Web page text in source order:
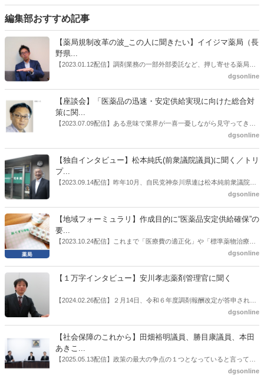
ク1万枚を寄付した。
編集部おすすめ記事
【薬局規制改革の波_この人に聞きたい】イイジマ薬局（長
野県...
【2023.01.12配信】調剤業務の一部外部委託など、押し寄せる薬局業
界への規制改革の波。この規制改革の波を薬局業界はどう受け止めた
はないだろうか。本紙ではこうした問題について、厚労省「薬局薬剤
師の業務及び薬局の機能に関するワーキンググループ」に参考人とし
ても出席していたイイジマ薬局（長野県上田市）開設者である飯島裕
dgsonline
【座談会】「医薬品の迅速・安定供給実現に向けた総合対
策に関...
【2023.07.09配信】ある意味で業界が一喜一憂しながら見守ってきた
厚労省「医薬品の迅速・安定供給実現に向けた総合対策に関する有識
書がとりまとめられた。ドラビズon-lineでは検討会を総括する目的で
厚労省医政局医薬産業振興・医療情報企画課長（医薬産業振興・医療
情報企画課セルフケア・セルフメディケーション推進室長併任）安藤
公一氏や青山学院大学名誉教授の三村優美子氏、 日本保険薬局協会医
dgsonline
【独自インタビュー】松本純氏(前衆議院議員)に聞く／トリ
プ...
【2023.09.14配信】昨年10月、自民党神奈川県連は松本純前衆議院議
員を「自民党神奈川1区」（横浜市中区・磯子区・金沢区）の支部長
候補の前提となるもの。薬剤師に関わる政策に広く・深く関わってき
た同氏の復活に向けた薬剤師業界の期待には熱いものがある。不透明
感の払拭できない医療・介護・障害者サービスのトリプル改定等へ
の、薬剤師業界の強い危機感の裏返しといってもいいだろう。本稿で
dgsonline
【地域フォーミュラリ】作成目的に“医薬品安定供給確保”の
要...
【2023.10.24配信】これまで「医療費の適正化」や「標準薬物治療の
推進」などが目的とされることが多かった地域フォーミュラリの作
た。医薬品の安定供給確保だ。10月22日に開かれた「日本フォーミュ
飯田市）は、会員薬局から安定供給確保への強い要望があったことを
受け、安定供給確保が見込めるPPI３成分について銘柄を含めて選定
dgsonline
【１万字インタビュー】安川孝志薬剤管理官に聞く
【2024.02.26配信】２月14日、令和６年度調剤報酬改定が答申され
た。本紙では、厚生労働省保険局医療課・薬剤管理官の安川孝志氏
dgsonline
【社会保障のこれから】田畑裕明議員、勝目康議員、本田
あきこ...
【2025.05.13配信】政策の最大の争点の１つとなっていると言っても
よいのが社会保障のこれからのあり方だ。特に与党では、政府関係者
dgsonline